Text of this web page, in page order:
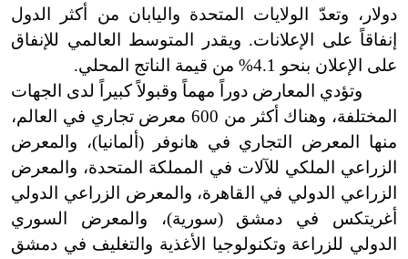
دولار، وتعدّ الولايات المتحدة واليابان من أكثر الدول
إنفاقاً على الإعلانات. ويقدر المتوسط العالمي للإنفاق
على الإعلان بنحو 4.1% من قيمة الناتج المحلي.
وتؤدي المعارض دوراً مهماً وقبولاً كبيراً لدى الجهات
المختلفة، وهناك أكثر من 600 معرض تجاري في العالم،
منها المعرض التجاري في هانوفر (ألمانيا)، والمعرض
الزراعي الملكي للآلات في المملكة المتحدة، والمعرض
الزراعي الدولي في القاهرة، والمعرض الزراعي الدولي
أغريتكس في دمشق (سورية)، والمعرض السوري
الدولي للزراعة وتكنولوجيا الأغذية والتغليف في دمشق